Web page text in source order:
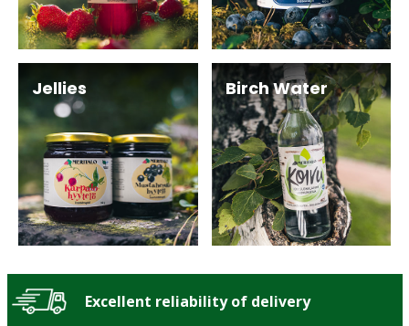
Jellies Birch Water
Excellent reliability of delivery